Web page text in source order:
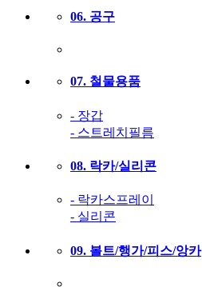
06. 공구
07. 철물용품
- 장갑
- 스트레치필름
08. 락카/실리콘
- 락카스프레이
- 실리콘
09. 볼트/행가/피스/앙카